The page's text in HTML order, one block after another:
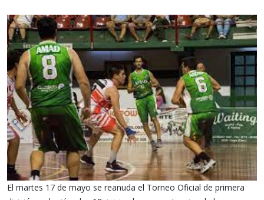
El martes 17 de mayo se reanuda el Torneo Oficial de primera